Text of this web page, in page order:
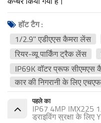
हॉट टैग :
1/2.9" एडीएएस कैमरा लेंस
रियर-व्यू पार्किंग ट्रैक लेंस
IP69K वॉटर प्रूफ सीएमएस
कार की निगरानी के लिए
पहले का
IP67 4MP IMX225
ड्राइविंग सुरक्षा के